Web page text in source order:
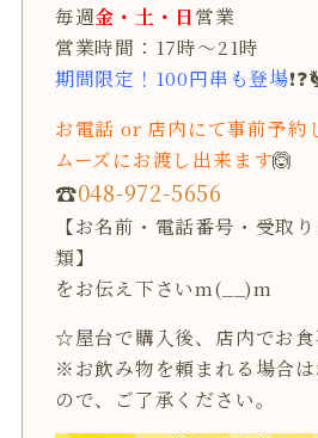
毎週金・土・日営業
営業時間：17時～21時
期間限定！100円串も登場
お電話 or 店内にて事前予約
ムーズにお渡し出来ます🙆
☎048-972-5656
【お名前・電話番号・受取
類】
をお伝え下さいm(__)m
☆屋台で購入後、店内でお
※お飲み物を頼まれる場合
ので、ご了承ください。